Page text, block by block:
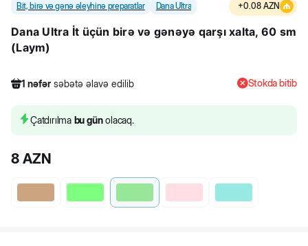
Bit, birə və gənə əleyhinə preparatlar Dana Ultra +0.08 AZN
Dana Ultra İt üçün birə və gənəyə qarşı xalta, 60 sm
(Laym)
1 nəfər səbətə əlavə edilib
1 nəfər məhsulu alıb
Stokda bitib
Çatdırılma bu günolacaq.
8 AZN